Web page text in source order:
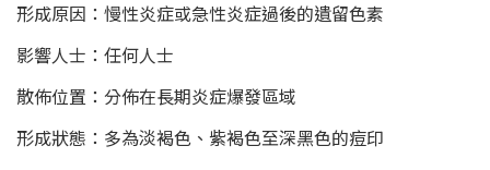
形成原因：慢性炎症或急性炎症過後的遺留色素
影響人士：任何人士
散佈位置：分佈在長期炎症爆發區域
形成狀態：多為淡褐色、紫褐色至深黑色的痘印